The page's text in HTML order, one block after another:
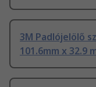
3M Padlójelölő
101.6mm x 32.9